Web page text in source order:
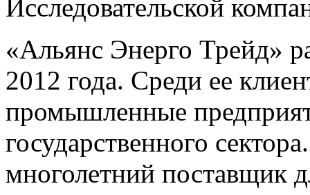
Исследовательской
«Альянс Энерго Трейд»
2012 года. Среди ее
промышленные
государственного
многолетний поставщик